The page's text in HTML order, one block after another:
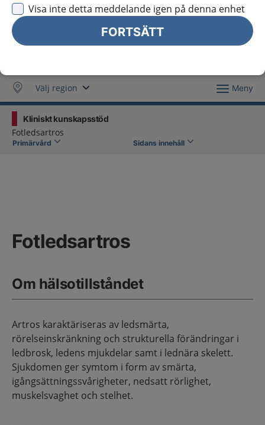
Visa inte detta meddelande igen på denna enhet
FORTSÄTT
Stäng regionsväljaren
Stäng
Välj region Meny
Kliniskt kunskapsstöd
Fotledsartros
Primärvård Sidans innehåll
Fotledsartros
Om hälsotillståndet
Artros karaktäriseras av ledsmärta,
rörelseinskränkning och strukturella förändringar i
ledbrosk, ledens mjukdelar samt i lednära skelett.
Sjukdomen ger symtom i form av smärta,
igångsättningssvårigheter, nedsatt rörlighet,
muskelsvaghet och stelhet.